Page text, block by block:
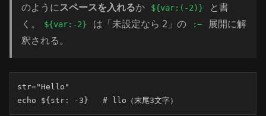
のようにスペースを入れるか ${var:(-2)}
と書
く。
${var:-2} は「未設定なら 2」の :−
展開に解
釈される。
str="Hello"
echo ${str: -3}   # llo（末尾3文字）